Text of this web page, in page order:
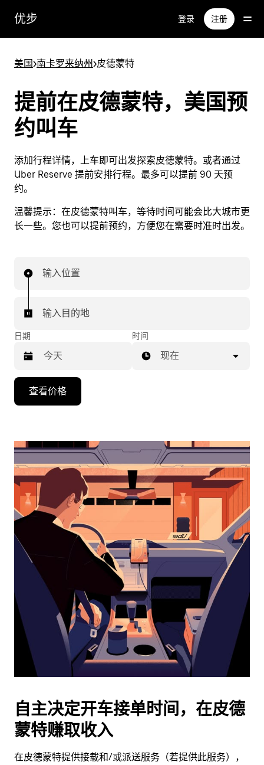
优步 登录 注册
美国>南卡罗来纳州>皮德蒙特
提前在皮德蒙特，美国预
约叫车
添加行程详情，上车即可出发探索皮德蒙特。或者通过
Uber Reserve 提前安排行程。最多可以提前 90 天预
约。
温馨提示： 在皮德蒙特叫车，等待时间可能会比大城市更
长一些。您也可以提前预约，方便您在需要时准时出发。
输入位置
输入目的地
日期
向
头
浏
日
并
期。
按
退
闭
日
历。
时间
现在
查看价格
自主决定开车接单时间，在皮德
蒙特赚取收入
在皮德蒙特提供接载和/或派送服务（若提供此服务），